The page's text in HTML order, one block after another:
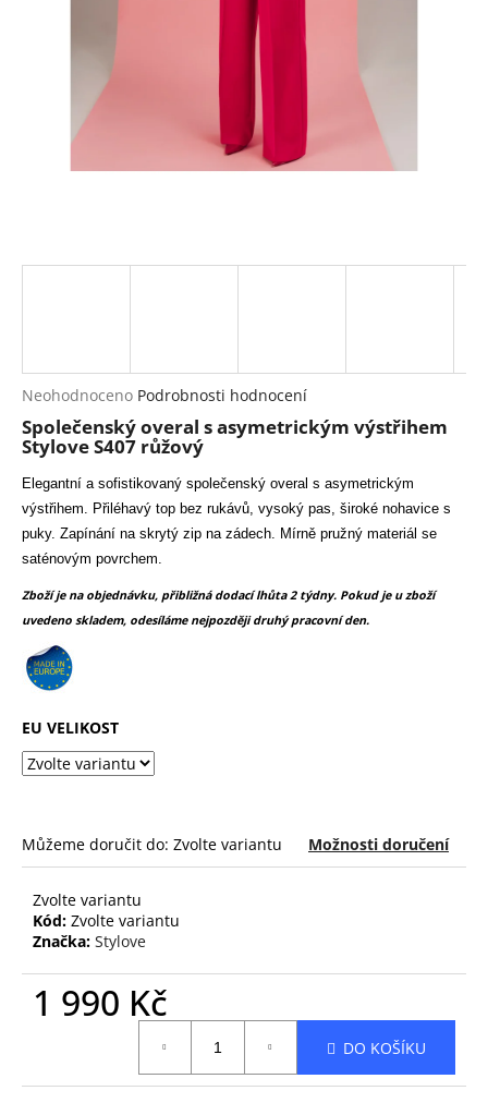
Průměrné
hodnocení
produktu
je
0,0
5
hvězdiček.
Neohodnoceno Podrobnosti hodnocení
Společenský overal s asymetrickým výstřihem
Stylove S407 růžový
Elegantní a sofistikovaný společenský overal s asymetrickým
výstřihem. Přiléhavý top bez rukávů, vysoký pas, široké nohavice s
puky. Zapínání na skrytý zip na zádech. Mírně pružný materiál se
saténovým povrchem.
Zboží je na objednávku, přibližná dodací lhůta 2 týdny. Pokud je u zboží
uvedeno skladem, odesíláme nejpozději druhý pracovní den.
EU VELIKOST
Můžeme doručit do: Zvolte variantu Možnosti doručení
Zvolte variantu
Kód: Zvolte variantu
Značka: Stylove
1 990 Kč
DO KOŠÍKU
o
p
o
r
č
u
j
e
m
e